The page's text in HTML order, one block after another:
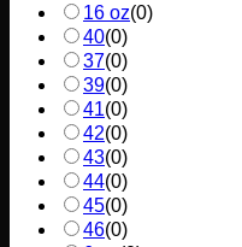
16 oz(0)
40(0)
37(0)
39(0)
41(0)
42(0)
43(0)
44(0)
45(0)
46(0)